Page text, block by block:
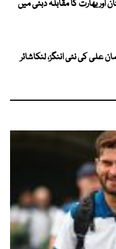
کپ 2026، پاکستان اور بھارت کا مقابلہ دبئی میں
علی کی نئی اننگز، لنکاشائر